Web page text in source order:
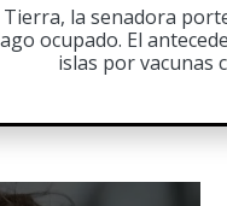
Tierra, la senadora
ocupado. El
islas por vacunas